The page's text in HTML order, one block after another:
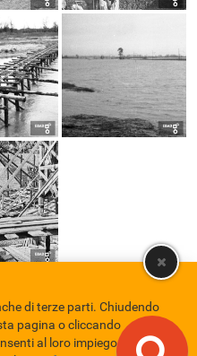
Nazionale
Privacy policy
di terze parti. Chiudendo
pagina o cliccando
al loro impiego in